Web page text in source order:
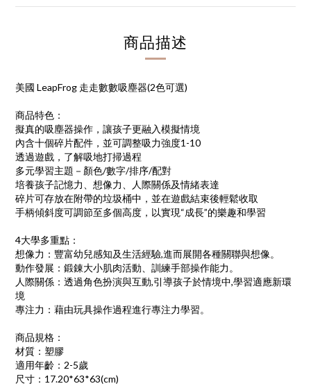
商品描述
美國 LeapFrog 走走數數吸塵器(2色可選)
商品特色：
擬真的吸塵器操作，讓孩子更融入模擬情境
內含十個碎片配件，並可調整吸力強度1-10
透過遊戲，了解吸地打掃過程
多元學習主題－顏色/數字/排序/配對
培養孩子記憶力、想像力、人際關係及情緒表達
碎片可存放在附帶的垃圾桶中，並在遊戲結束後輕鬆收取
手柄傾斜度可調節至多個高度，以實現“成長”的樂趣和學習
4大學多重點：
想像力：豐富幼兒感知及生活經驗,進而展開各種關聯與想像。
動作發展：鍛錬大小肌肉活動、訓練手部操作能力。
人際關係：透過角色扮演與互動,引導孩子於情境中,學習適應新環
境
專注力：藉由玩具操作過程進行專注力學習。
商品規格：
材質：塑膠
適用年齡：2-5歲
尺寸：17.20*63*63(cm)